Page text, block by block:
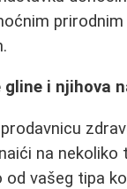
i njihova
na nekoliko
od vašeg tipa